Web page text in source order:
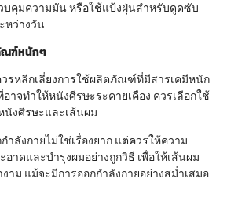
บคุมความมัน หรือใช้แป้งฝุ่นสำหรับดูดซับ
หว่างวัน
ณฑ์หนักๆ
วรหลีกเลี่ยงการใช้ผลิตภัณฑ์ที่มีสารเคมีหนัก
าจทำให้หนังศีรษะระคายเคือง ควรเลือกใช้
งศีรษะและเส้นผม
ำลังกายไม่ใช่เรื่องยาก แต่ควรให้ความ
าดและบำรุงผมอย่างถูกวิธี เพื่อให้เส้นผม
าม แม้จะมีการออกกำลังกายอย่างสม่ำเสมอ